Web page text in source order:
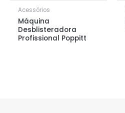
Acessórios
Máquina
Desblisteradora
Profissional Poppitt